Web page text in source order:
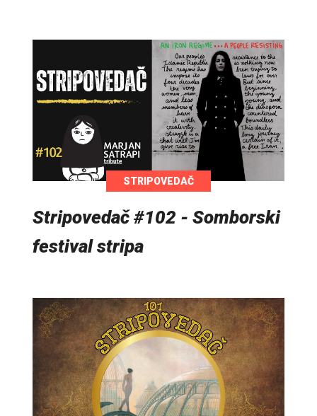
STRIPOVEDAČ
Stripovedač #102 - Somborski
festival stripa